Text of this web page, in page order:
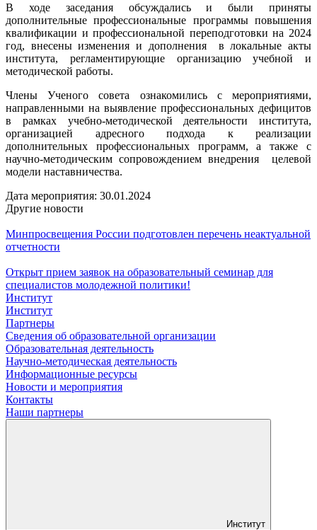
В ходе заседания обсуждались и были приняты
дополнительные профессиональные программы повышения
квалификации и профессиональной переподготовки на 2024
год, внесены изменения и дополнения в локальные акты
института, регламентирующие организацию учебной и
методической работы.
Члены Ученого совета ознакомились с мероприятиями,
направленными на выявление профессиональных дефицитов
в рамках учебно-методической деятельности института,
организацией адресного подхода к реализации
дополнительных профессиональных программ, а также с
научно-методическим сопровождением внедрения целевой
модели наставничества.
Дата мероприятия: 30.01.2024
Другие новости
Минпросвещения России подготовлен перечень неактуальной
отчетности
Открыт прием заявок на образовательный семинар для
специалистов молодежной политики!
Институт
Институт
Партнеры
Сведения об образовательной организации
Образовательная деятельность
Научно-методическая деятельность
Информационные ресурсы
Новости и мероприятия
Контакты
Наши партнеры
Институт